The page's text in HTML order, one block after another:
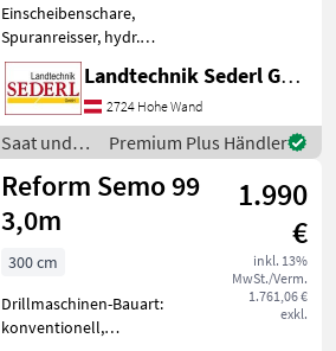
Einscheibenschare,
Spuranreisser, hydr.
Schardruckverstellung,
Fahrgassenschaltung,
Beleuchtung
WUNDERSCHÖNE
SÄMASCHINE CATAYA MIT
COMBIDISC 3 M
ARBEITSBREITE ; ISOB
Landtechnik Sederl GmbH
2724 Hohe Wand
Saat und
Pflege /
Amazone
Premium Plus Händler
Reform Semo 99
3,0m
1.990
€
inkl. 13%
MwSt./Verm.
1.761,06 €
exkl.
300 cm
Drillmaschinen-Bauart:
konventionell,